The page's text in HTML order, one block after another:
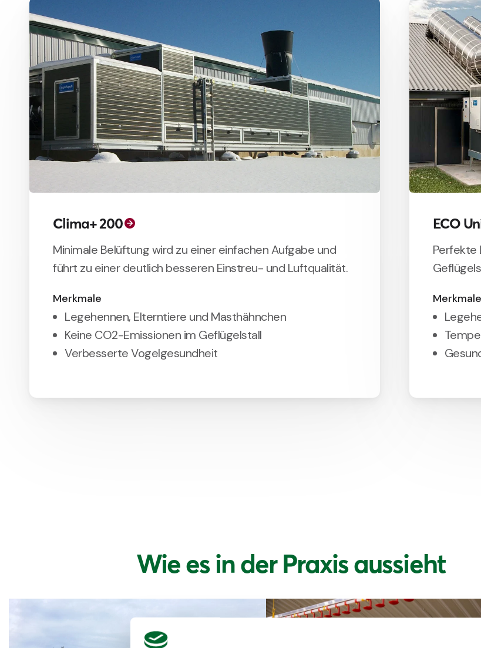
Clima+ 200
Minimale Belüftung wird zu einer einfachen Aufgabe und
führt zu einer deutlich besseren Einstreu- und Luftqualität.
Merkmale
Legehennen, Elterntiere und Masthähnchen
Keine CO2-Emissionen im Geflügelstall
Verbesserte Vogelgesundheit
ECO
Perfekte
Merkmale
Wie es in der Praxis aussieht